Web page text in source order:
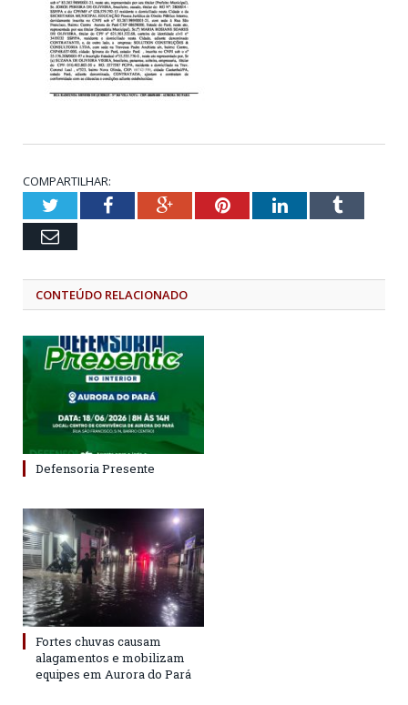
COMPARTILHAR:
TwitterFacebookGoogle+PinterestLinkedInTumblr
Email
CONTEÚDO RELACIONADO
Defensoria Presente
Fortes chuvas causam
alagamentos e mobilizam
equipes em Aurora do Pará